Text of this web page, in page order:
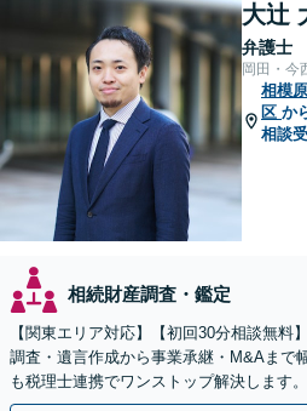
大辻
弁護士
岡田・今
相模
区 か
相談
相続財産調査・鑑定
【関東エリア対応】【初回30分相談無料
調査・遺言作成から事業承継・M&Aまで
も税理士連携でワンストップ解決します
紛争予防をご検討の方も、お気軽にご相